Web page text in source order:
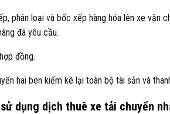
phân loại và bốc xếp hàng hóa lên xe vận
đã yêu cầu.
đồng.
hai ben kiểm kê lại toàn bộ tài sản và
dụng dịch thuê xe tải chuyển